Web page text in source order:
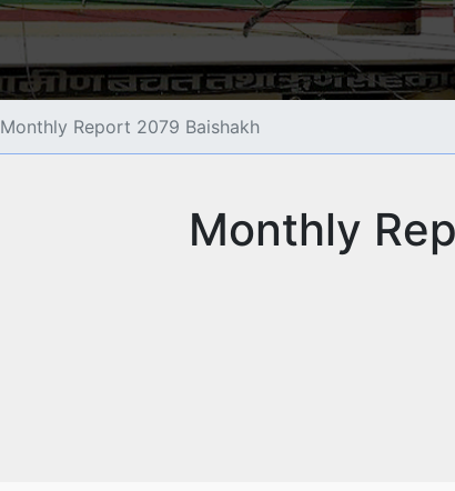
Monthly Report 2079 Baishakh
Monthly